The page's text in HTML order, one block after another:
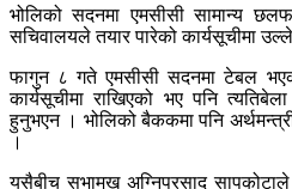
भोलिको सदनमा एमसीसी सामान्य
सचिवालयले तयार पारेको कार्यसूचीमा
फागुन ८ गते एमसीसी सदनमा टेबल
कार्यसूचीमा राखिएको भए पनि
हुनुभएन । भोलिको बैककमा पनि
।
यसैबीच सभामुख अग्निप्रसाद सापकोटाले